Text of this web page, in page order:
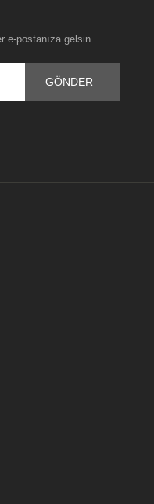
e-postanıza gelsin..